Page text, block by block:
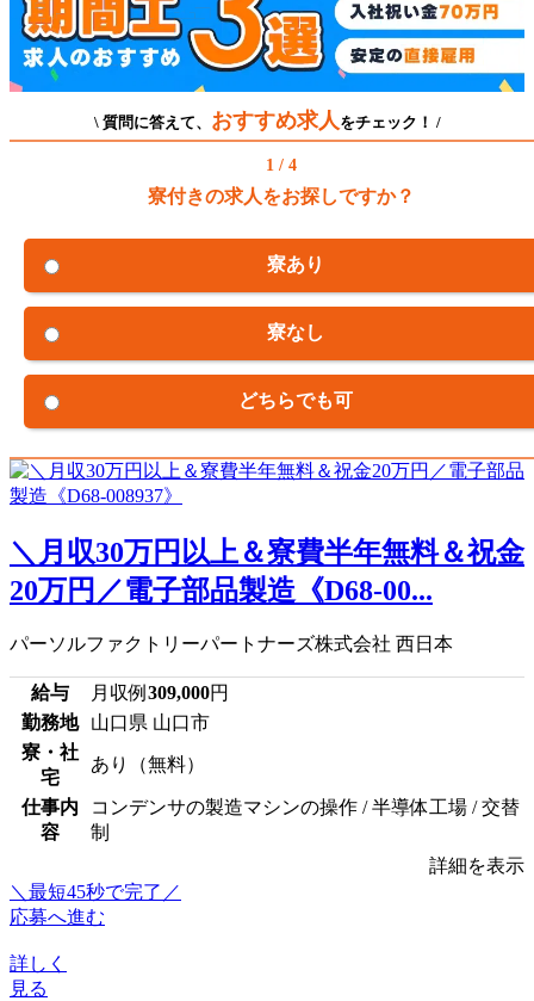
\ 質問に答えて、 おすすめ求人 をチェック！ /
1 / 4
寮付きの求人をお探しですか？
寮あり
寮なし
どちらでも可
＼月収30万円以上＆寮費半年無料＆祝金
20万円／電子部品製造《D68-00...
パーソルファクトリーパートナーズ株式会社 西日本
給与 月収例 309,000円
勤務地
山口県 山口市
寮・社
宅
あり（無料）
仕事内
容
コンデンサの製造マシンの操作 / 半導体工場 / 交替
制
詳細を表示
＼最短45秒で完了／
応募へ進む
詳しく
見る